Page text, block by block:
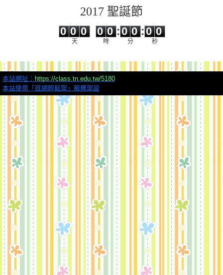
2017 聖誕節
0 0
0
0
天
0
0
0
0
時
:
0
0
0
0
分
:0 0
秒
本站網址： https://class.tn.edu.tw/5180
本站使用「班網輕鬆架」服務架設